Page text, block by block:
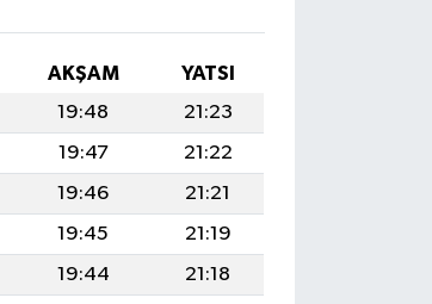
AKŞAM
YATSI
19:48
21:23
19:47
21:22
19:46
21:21
19:45
21:19
19:44
21:18